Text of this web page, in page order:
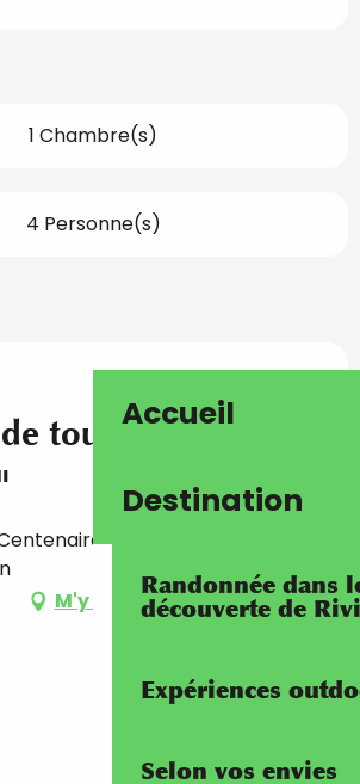
Accueil
Destination
Randonnée dans
découverte de
Expériences
Selon vos envies
1 Chambre(s)
4 Personne(s)
tourisme "Le
Immeuble Le Morgan,
M'y rendre